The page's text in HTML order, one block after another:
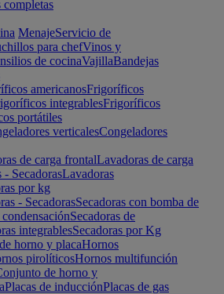
completas
MenajeServicio de
para chefVinos y
de cocinaVajillaBandejas
americanosFrigoríficos
integrablesFrigoríficos
portátiles
verticalesCongeladores
de carga frontalLavadoras de carga
- SecadorasLavadoras
por kg
- SecadorasSecadoras con bomba de
Secadoras de
integrablesSecadoras por Kg
horno y placaHornos
pirolíticosHornos multifunción
de horno y
Placas de inducciónPlacas de gas